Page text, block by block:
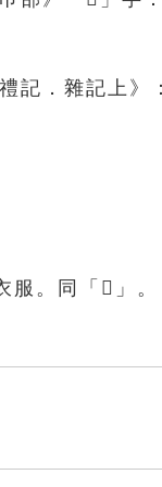
記．雜記上》
。同「𦃖」